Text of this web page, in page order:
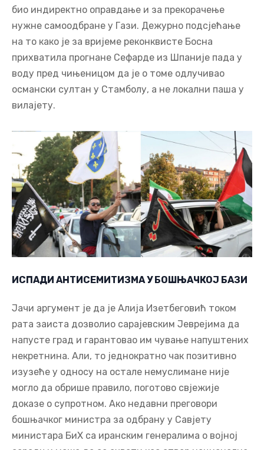
био индиректно оправдање и за прекорачење
нужне самоодбране у Гази. Дежурно подсјећање
на то како је за вријеме реконквисте Босна
прихватила прогнане Сефарде из Шпаније пада у
воду пред чињеницом да је о томе одлучивао
османски султан у Стамболу, а не локални паша у
вилајету.
ИСПАДИ АНТИСЕМИТИЗМА У БОШЊАЧКОЈ БАЗИ
Јачи аргумент је да је Алија Изетбеговић током
рата заиста дозволио сарајевским Јеврејима да
напусте град и гарантовао им чување напуштених
некретнина. Али, то једнократно чак позитивно
изузеће у односу на остале немуслимане није
могло да обрише правило, поготово свјежије
доказе о супротном. Ако недавни преговори
бошњачког министра за одбрану у Савјету
министара БиХ са иранским генералима о војној